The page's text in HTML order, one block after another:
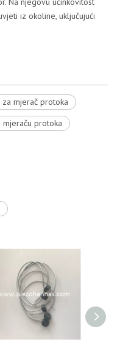
iz okoline, uključujući
mjerač protoka
protoka